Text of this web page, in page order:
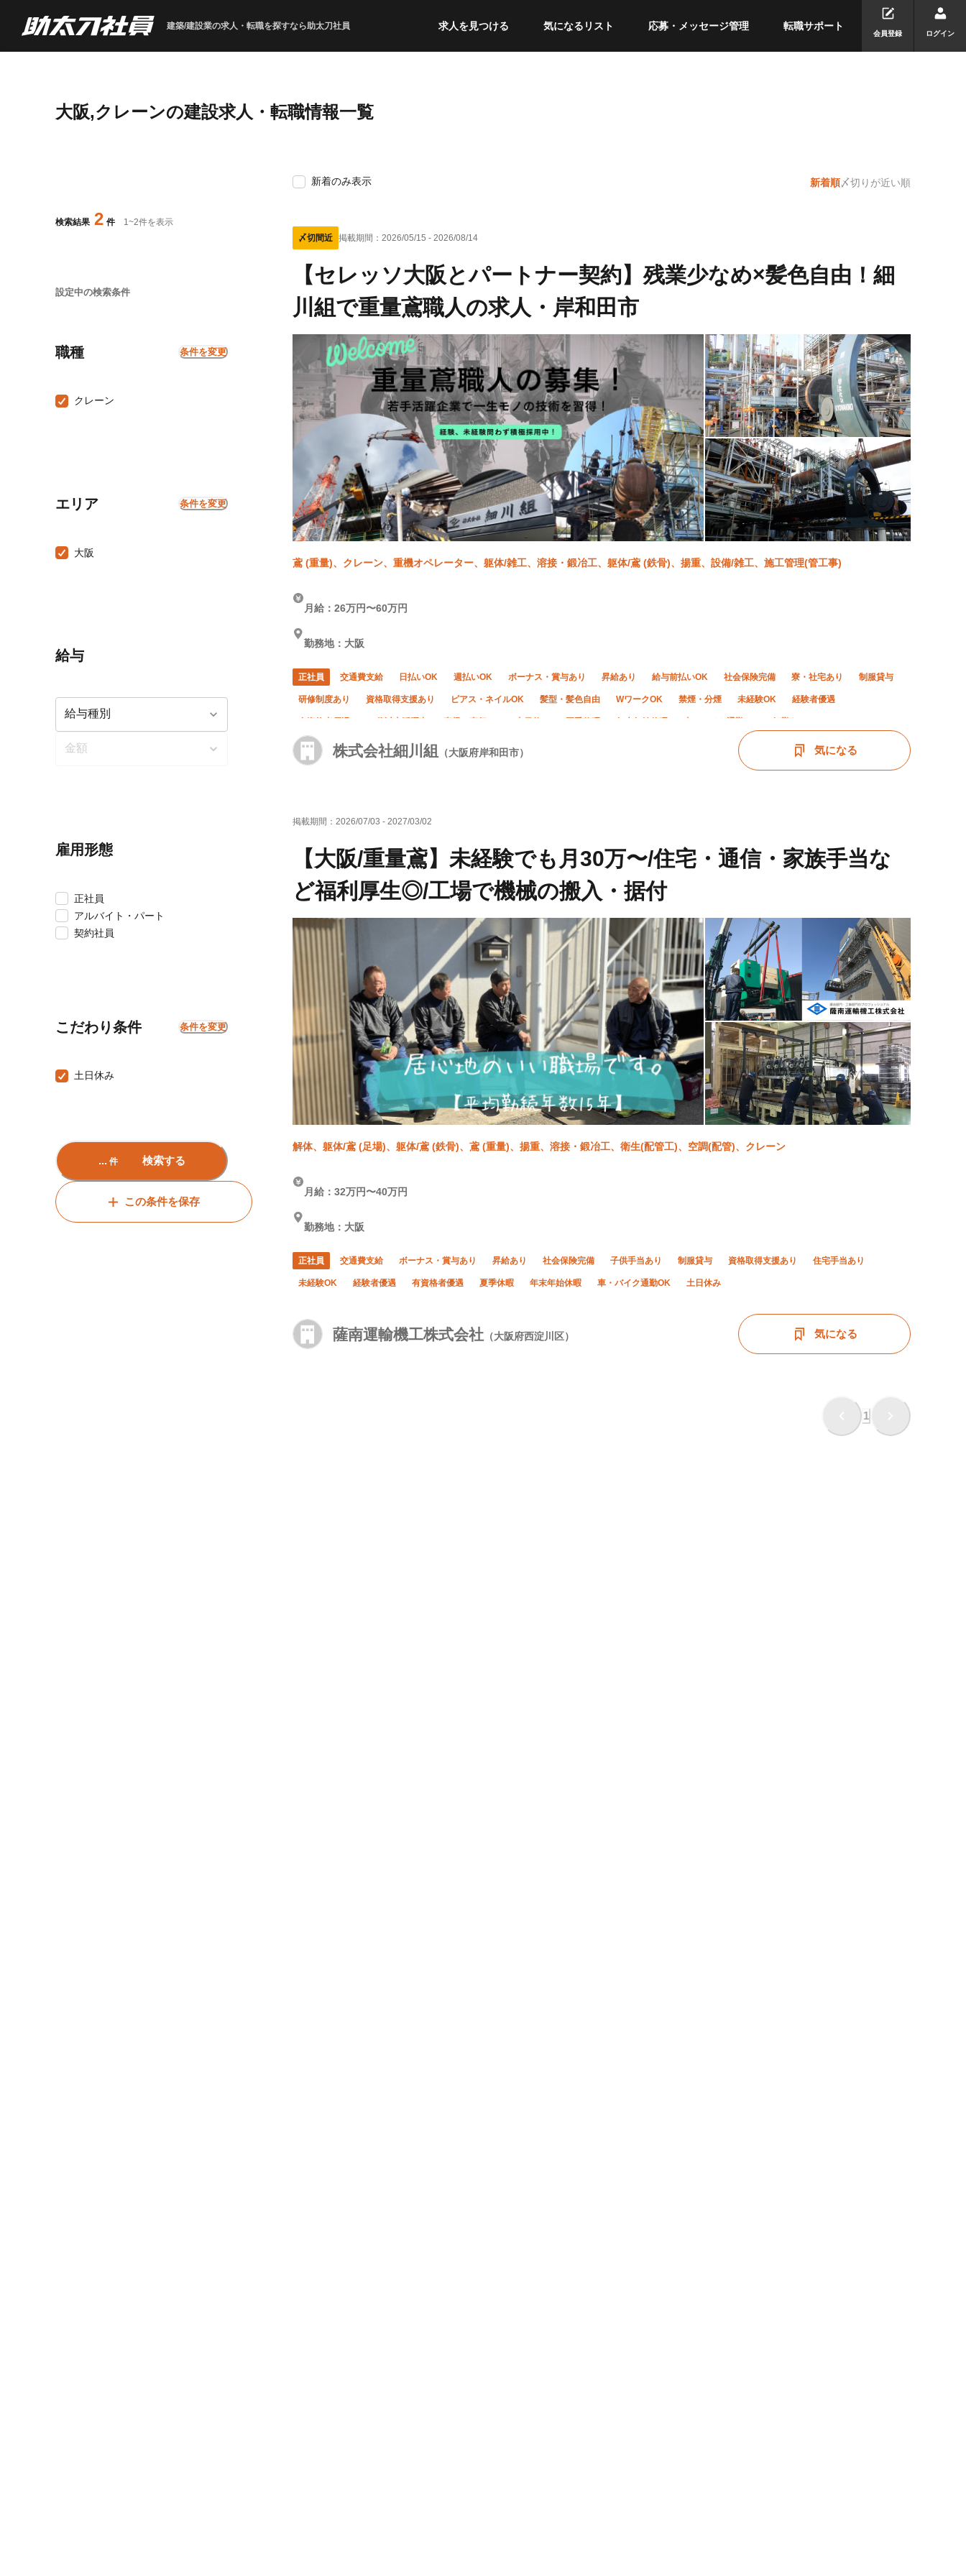
建築/建設業の求人・転職を探すなら助太刀社員 求人を見つける 気になるリスト 応募・メッセージ管理 転職サポート
会員登録 ログイン
大阪,クレーンの建設求人・転職情報一覧
検索結果 2 件 1~2件を表示
設定中の検索条件
職種 条件を変更
クレーン
エリア 条件を変更
大阪
給与
雇用形態
正社員
アルバイト・パート
契約社員
こだわり条件 条件を変更
土日休み
... 件 検索する
この条件を保存
新着のみ表示 新着順〆切りが近い順
〆切間近 掲載期間： 2026/05/15 - 2026/08/14
鳶 (重量)、クレーン、重機オペレーター、躯体/雑工、溶接・鍛冶工、躯体/鳶 (鉄骨)、揚重、設備/雑工、施工管理(管工事)
【セレッソ大阪とパートナー契約】残業少なめ×髪色自由！細
川組で重量鳶職人の求人・岸和田市
株式会社細川組 （大阪府岸和田市）
月給：26万円〜60万円
勤務地：大阪
正社員 交通費支給 日払いOK 週払いOK ボーナス・賞与あり 昇給あり 給与前払いOK 社会保険完備 寮・社宅あり 制服貸与
研修制度あり 資格取得支援あり ピアス・ネイルOK 髪型・髪色自由 WワークOK 禁煙・分煙 未経験OK 経験者優遇
気になる
掲載期間： 2026/07/03 - 2027/03/02
解体、躯体/鳶 (足場)、躯体/鳶 (鉄骨)、鳶 (重量)、揚重、溶接・鍛冶工、衛生(配管工)、空調(配管)、クレーン
【大阪/重量鳶】未経験でも月30万〜/住宅・通信・家族手当な
ど福利厚生◎/工場で機械の搬入・据付
薩南運輸機工株式会社 （大阪府西淀川区）
月給：32万円〜40万円
勤務地：大阪
正社員 交通費支給 ボーナス・賞与あり 昇給あり 社会保険完備 子供手当あり 制服貸与 資格取得支援あり 住宅手当あり
未経験OK 経験者優遇 有資格者優遇 夏季休暇 年末年始休暇 車・バイク通勤OK 土日休み
気になる
1